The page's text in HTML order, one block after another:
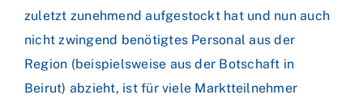
zuletzt zunehmend aufgestockt hat und nun auch
nicht zwingend benötigtes Personal aus der
Region (beispielsweise aus der Botschaft in
Beirut) abzieht, ist für viele Marktteilnehmer